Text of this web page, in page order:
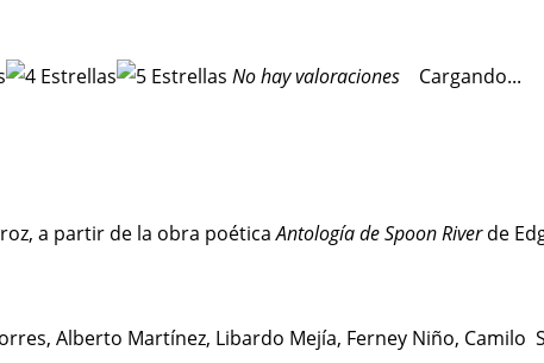
No hay valoraciones
Cargando...
a partir de la obra poéticaAntología de Spoon Riverde
Alberto Martínez, Libardo Mejía, Ferney Niño, Camilo